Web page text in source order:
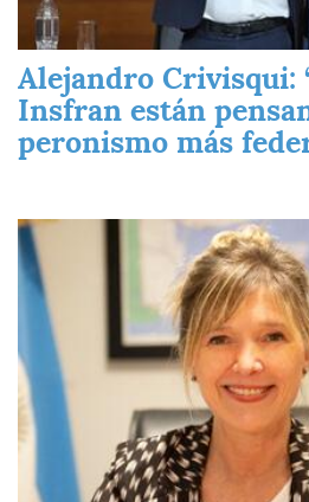
Alejandro Crivisqui:
Insfran están
peronismo más
Imagen